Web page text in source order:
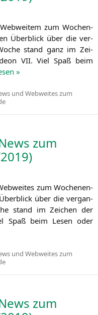
zum Wochen­
Über­blick über die ver­
stand ganz im Zei­
VII. Viel Spaß beim
»
und Webweites zum
zum
zum Wochen­en­
über die ver­gan­
stand im Zei­chen der
Spaß beim Lesen oder
und Webweites zum
zum